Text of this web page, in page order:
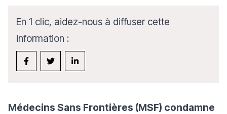
En 1 clic, aidez-nous à diffuser cette
information :
Médecins Sans Frontières (MSF) condamne